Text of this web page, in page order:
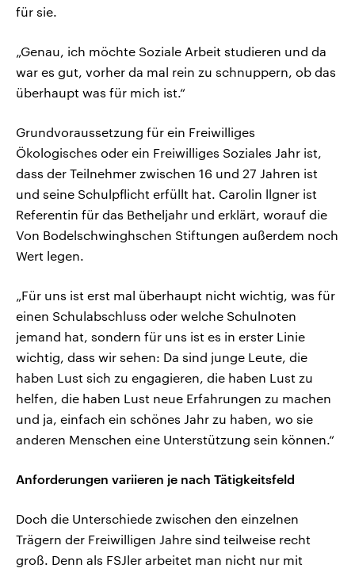
für sie.
„Genau, ich möchte Soziale Arbeit studieren und da
war es gut, vorher da mal rein zu schnuppern, ob das
überhaupt was für mich ist.“
Grundvoraussetzung für ein Freiwilliges
Ökologisches oder ein Freiwilliges Soziales Jahr ist,
dass der Teilnehmer zwischen 16 und 27 Jahren ist
und seine Schulpflicht erfüllt hat. Carolin llgner ist
Referentin für das Betheljahr und erklärt, worauf die
Von Bodelschwinghschen Stiftungen außerdem noch
Wert legen.
„Für uns ist erst mal überhaupt nicht wichtig, was für
einen Schulabschluss oder welche Schulnoten
jemand hat, sondern für uns ist es in erster Linie
wichtig, dass wir sehen: Da sind junge Leute, die
haben Lust sich zu engagieren, die haben Lust zu
helfen, die haben Lust neue Erfahrungen zu machen
und ja, einfach ein schönes Jahr zu haben, wo sie
anderen Menschen eine Unterstützung sein können.“
Anforderungen variieren je nach Tätigkeitsfeld
Doch die Unterschiede zwischen den einzelnen
Trägern der Freiwilligen Jahre sind teilweise recht
groß. Denn als FSJler arbeitet man nicht nur mit